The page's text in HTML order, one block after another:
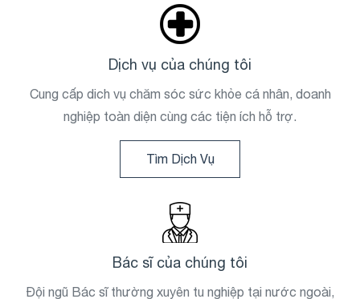
Dịch vụ của chúng tôi
Cung cấp dich vụ chăm sóc sức khỏe cá nhân, doanh
nghiệp toàn diện cùng các tiện ích hỗ trợ.
Tìm Dịch Vụ
Bác sĩ của chúng tôi
Đội ngũ Bác sĩ thường xuyên tu nghiệp tại nước ngoài,